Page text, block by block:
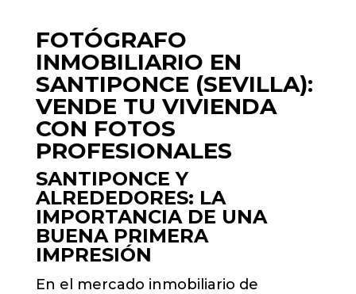
FOTÓGRAFO
INMOBILIARIO EN
SANTIPONCE (SEVILLA):
VENDE TU VIVIENDA
CON FOTOS
PROFESIONALES
SANTIPONCE Y
ALREDEDORES: LA
IMPORTANCIA DE UNA
BUENA PRIMERA
IMPRESIÓN
En el mercado inmobiliario de